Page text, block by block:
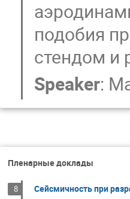
подобия
стендом и
Speaker:
Пленарные доклады
8 Сейсмичность при